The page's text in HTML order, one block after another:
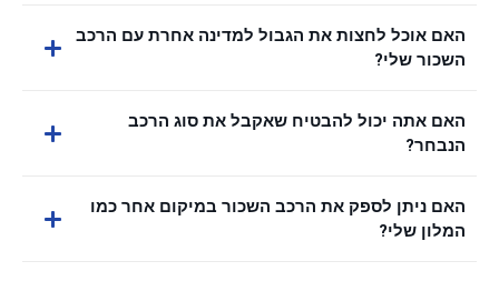
האם אוכל לחצות את הגבול למדינה אחרת עם הרכב
השכור שלי?
האם אתה יכול להבטיח שאקבל את סוג הרכב
הנבחר?
האם ניתן לספק את הרכב השכור במיקום אחר כמו
המלון שלי?